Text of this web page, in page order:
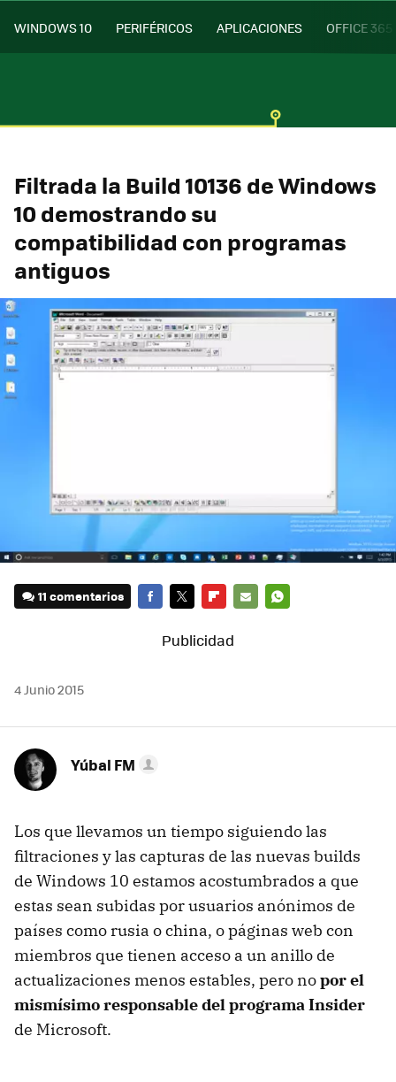
WINDOWS 10 PERIFÉRICOS APLICACIONES OFFICE 365
Filtrada la Build 10136 de Windows
10 demostrando su
compatibilidad con programas
antiguos
11 comentarios
4 Junio 2015
Yúbal FM
Los que llevamos un tiempo siguiendo las
filtraciones y las capturas de las nuevas builds
de Windows 10 estamos acostumbrados a que
estas sean subidas por usuarios anónimos de
países como rusia o china, o páginas web con
miembros que tienen acceso a un anillo de
actualizaciones menos estables, pero nopor el
mismísimo responsable del programa Insider
de Microsoft.